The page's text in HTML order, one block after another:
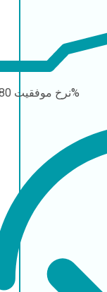
نرخ موفقیت80-90%